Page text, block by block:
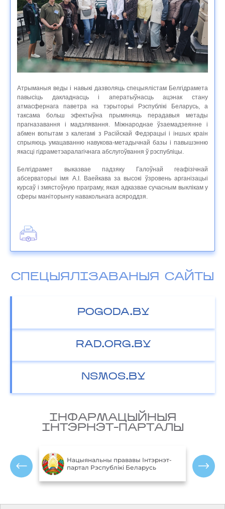
Атрыманыя веды і навыкі дазволяць спецыялістам Белгідрамета
павысіць дакладнасць і аператыўнасць ацэнак стану
атмасфернага паветра на тэрыторыі Рэспублікі Беларусь, а
таксама больш эфектыўна прымяняць перадавыя метады
прагназавання і мадэлявання. Міжнароднае ўзаемадзеянне і
абмен вопытам з калегамі з Расійскай Федэрацыі і іншых краін
спрыяюць умацаванню навукова-метадычнай базы і павышэнню
якасці гідраметэаралагічнага абслугоўвання ў рэспубліцы.
Белгідрамет выказвае падзяку Галоўнай геафізічнай
абсерваторыі імя А.І. Ваейкава за высокі ўзровень арганізацыі
курсаў і змястоўную праграму, якая адказвае сучасным выклікам у
сферы маніторынгу навакольнага асяроддзя.
СПЕЦЫЯЛІЗАВАНЫЯ САЙТЫ
POGODA.BY
RAD.ORG.BY
NSMOS.BY
IНФАРМАЦЫЙНЫЯ
IНТЭРНЭТ-ПАРТАЛЫ
Нацыянальны прававы Інтэрнэт-
партал Рэспублікі Беларусь
Міністэрства
аховы
Рэспублікі